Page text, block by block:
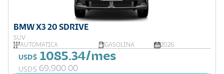
BMW X3 20 SDRIVE
SUV
AUTOMÁTICA
GASOLINA 2026
USD$ 1085.34/mes
USD$ 69,900.00